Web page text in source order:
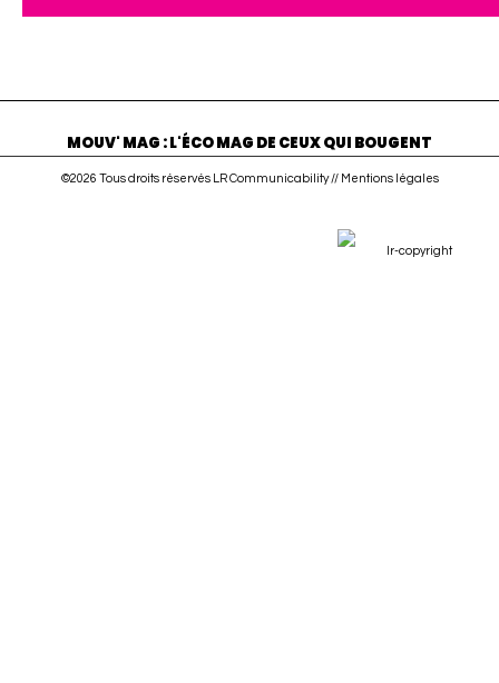
MOUV' MAG : L'ÉCO MAG DE CEUX QUI BOUGENT
©2026 Tous droits réservés LR Communicability // Mentions légales